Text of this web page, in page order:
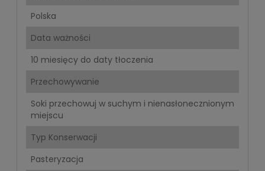
Polska
Data ważności
10 miesięcy do daty tłoczenia
Przechowywanie
Soki przechowuj w suchym i nienasłonecznionym
miejscu
Typ Konserwacji
Pasteryzacja